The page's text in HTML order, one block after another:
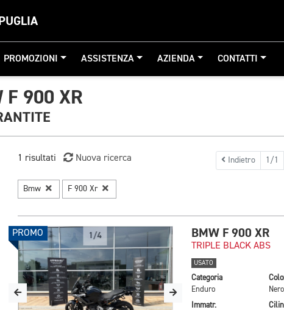
PROMOZIONI ASSISTENZA AZIENDA CONTATTI
F 900 XR
1 risultati Nuova ricerca Indietro 1/1
Bmw F 900 Xr
PROMO 1/4 BMW F 900 XR
TRIPLE BLACK ABS
USATO
Categoria
Enduro
Immatr.